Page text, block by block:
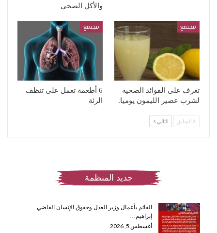
والأكل الصحي
مجتمع
تعرف على الفوائد الصحية
لشرب عصير الليمون يوميا.
مجتمع
6 أطعمة تعمل على تنظف
الرئة
السابق التالي
جديد المنظمة
القائم بأعمال وزير العدل وحقوق الإنسان القاضي
إبراهيم…
أغسطس 5, 2026